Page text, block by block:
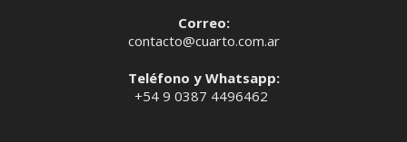
Correo:
contacto@cuarto.com.ar
Teléfono y Whatsapp:
+54 9 0387 4496462